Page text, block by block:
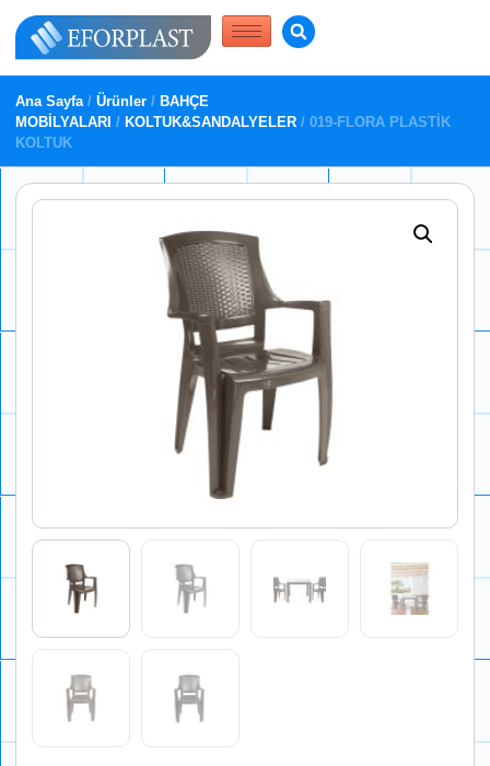
Ana Sayfa/ Ürünler / BAHÇE
MOBİLYALARI / KOLTUK&SANDALYELER / 019-FLORA PLASTİK
KOLTUK